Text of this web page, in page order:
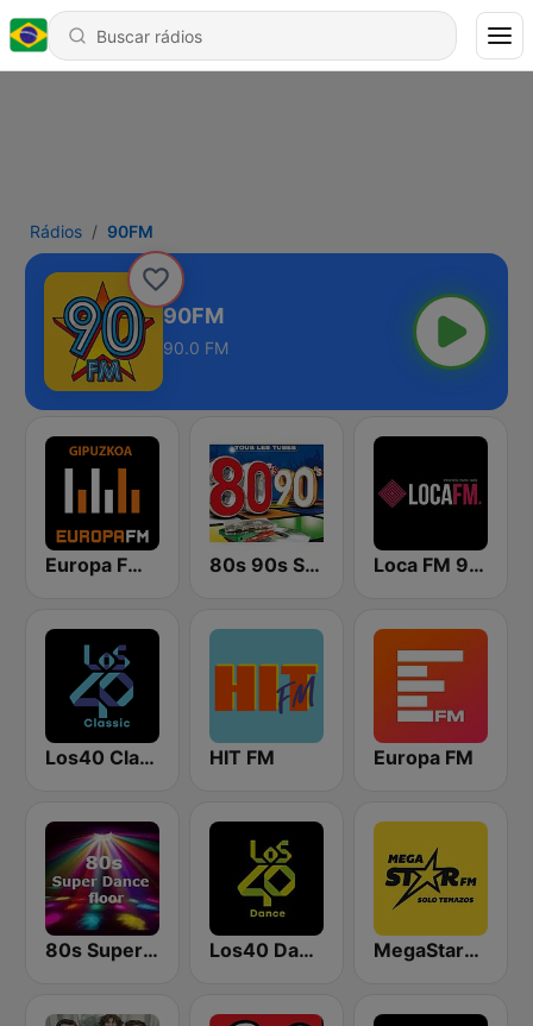
Rádios 90FM
90FM
90.0 FM
Europa FM Gipuzkoa 80s 90s Super Pop Hits Loca FM 90's
Los40 Classic HIT FM Europa FM
80s Super Dance Floor Los40 Dance MegaStarFM